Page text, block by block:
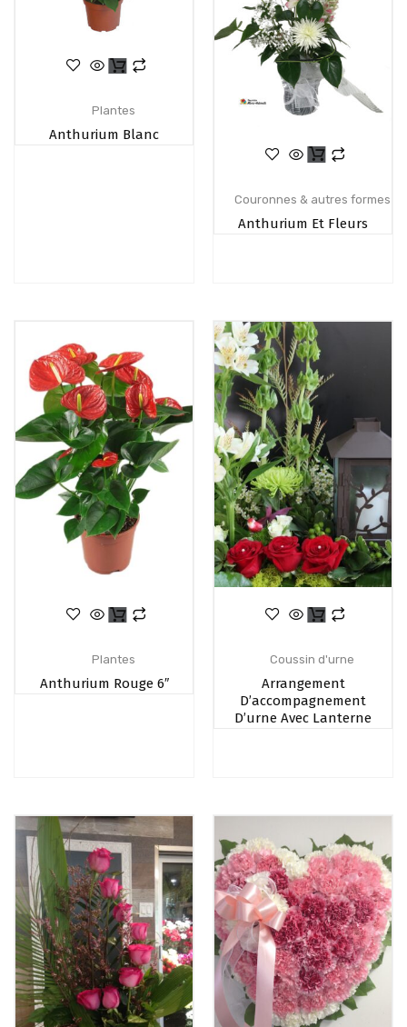
Plantes
Anthurium Blanc
Couronnes & autres formes
Anthurium Et Fleurs
Plantes
Anthurium Rouge 6″
Coussin d'urne
Arrangement
D’accompagnement
D’urne Avec Lanterne